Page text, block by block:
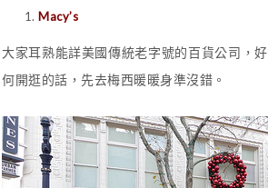
Macy’s
大家耳熟能詳美國傳統老字號的百貨公司，
何開逛的話，先去梅西暖暖身準沒錯。